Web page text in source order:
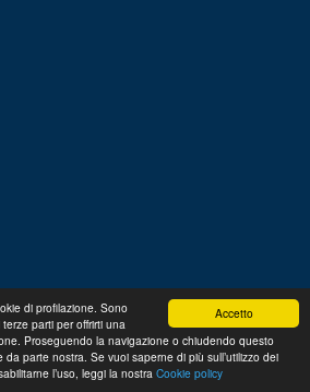
Accetto
di profilazione. Sono
parti per offrirti una
Proseguendo la navigazione o chiudendo questo
parte nostra. Se vuoi saperne di più sull’utilizzo dei
l’uso, leggi la nostra Cookie policy
Domande frequenti
Cookie
policy
Copyright © 2026 Advance S.r.L.